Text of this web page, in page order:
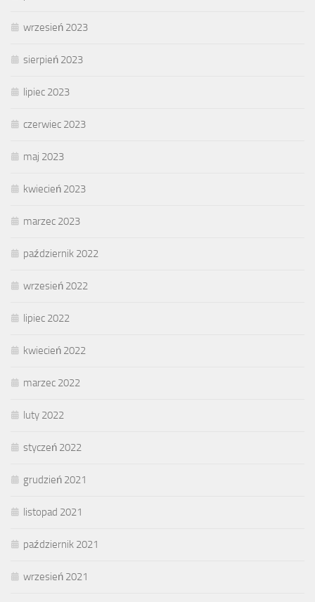
wrzesień 2023
sierpień 2023
lipiec 2023
czerwiec 2023
maj 2023
kwiecień 2023
marzec 2023
październik 2022
wrzesień 2022
lipiec 2022
kwiecień 2022
marzec 2022
luty 2022
styczeń 2022
grudzień 2021
listopad 2021
październik 2021
wrzesień 2021